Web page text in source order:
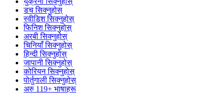
डच सिक्नुहोस्
स्वीडिश सिक्नुहोस्
फिनिश सिक्नुहोस्
अरबी सिक्नुहोस्
चिनियाँ सिक्नुहोस्
हिन्दी सिक्नुहोस्
जापानी सिक्नुहोस्
कोरियन सिक्नुहोस्
पोर्तुगाली सिक्नुहोस्
अरु 119+ भाषाहरू